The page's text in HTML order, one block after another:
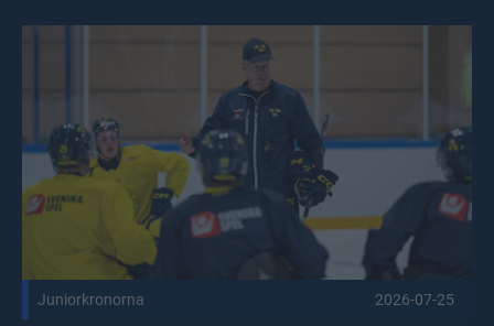
Hävelid om Juniorkronornas första samling: "Det handlar
Juniorkronorna 2026-07-25